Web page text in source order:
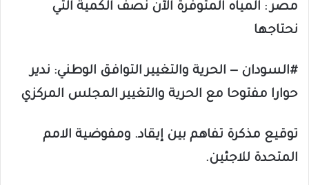
مصر : المياه المتوفرة الآن نصف الكمية التي
نحتاجها
#السودان — الحرية والتغيير التوافق الوطني: ندير
حوارا مفتوحا مع الحرية والتغيير المجلس المركزي
توقيع مذكرة تفاهم بين إيقاد. ومفوضية الامم
المتحدة للاجئين.